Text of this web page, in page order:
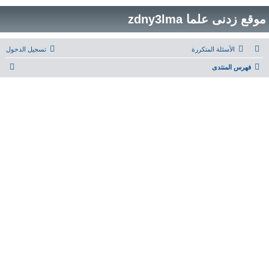
موقع زدنى علما zdny3lma
الأسئلة المتكررة تسجيل الدخول
فهرس المنتدى